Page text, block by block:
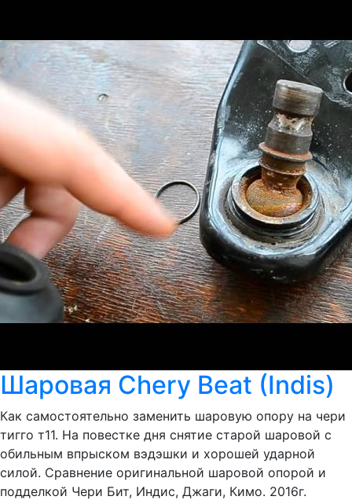
Шаровая Chery Beat (Indis)
Как самостоятельно заменить шаровую опору на чери
тигго т11. На повестке дня снятие старой шаровой с
обильным впрыском вэдэшки и хорошей ударной
силой. Сравнение оригинальной шаровой опорой и
подделкой Чери Бит, Индис, Джаги, Кимо. 2016г.